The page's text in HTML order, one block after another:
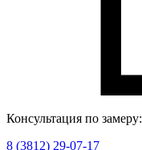
Консультация по замеру:
8 (3812) 29-07-17